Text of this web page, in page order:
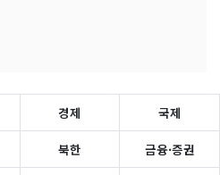
경제 국제
북한 금융·증권